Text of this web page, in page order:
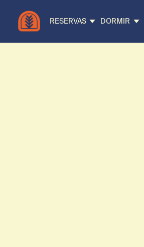
RESERVAS DORMIR